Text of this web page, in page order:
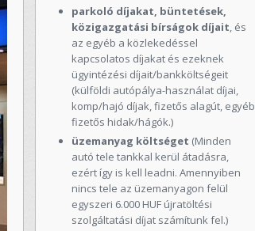
parkoló díjakat, büntetések,
közigazgatási bírságok díjait, és
az egyéb a közlekedéssel
kapcsolatos díjakat és ezeknek
ügyintézési díjait/bankköltségeit
(külföldi autópálya-használat díjai,
komp/hajó díjak, fizetős alagút, egyéb
fizetős hidak/hágók.)
üzemanyag költséget (Minden
autó tele tankkal kerül átadásra,
ezért így is kell leadni. Amennyiben
nincs tele az üzemanyagon felül
egyszeri 6.000 HUF újratöltési
szolgáltatási díjat számítunk fel.)